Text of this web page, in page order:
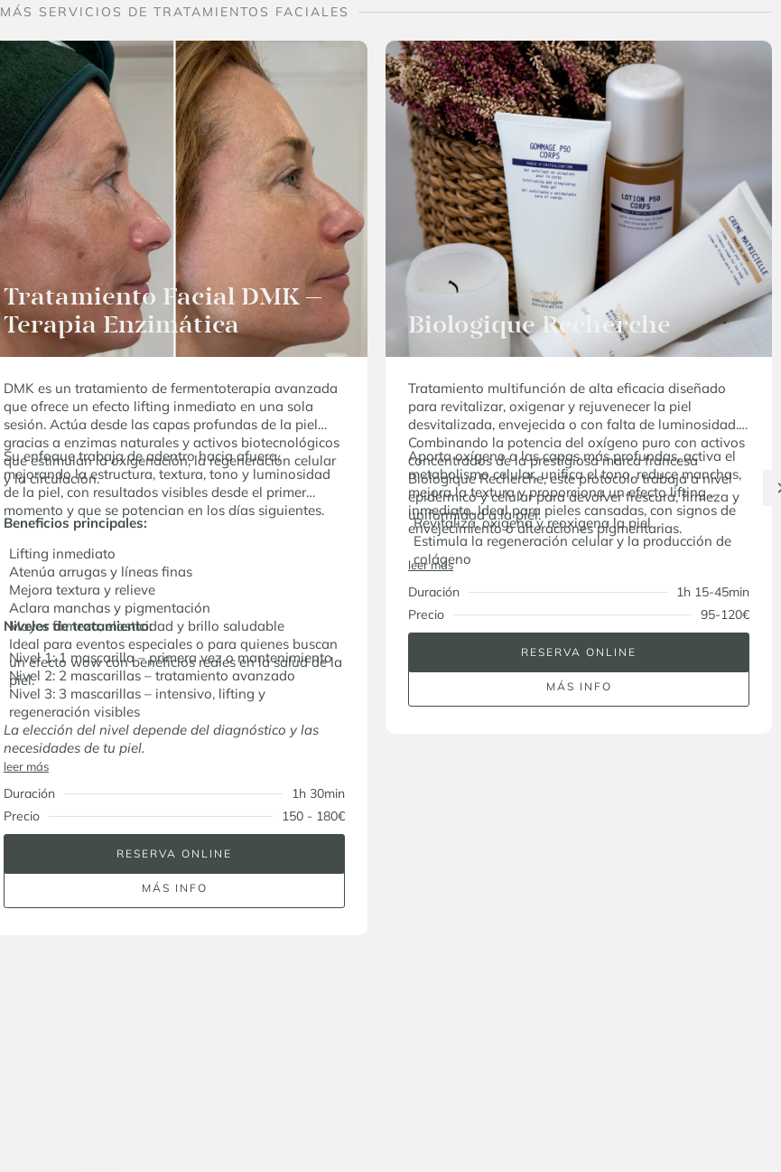
MÁS SERVICIOS DE TRATAMIENTOS FACIALES
Tratamiento Facial DMK –
Terapia Enzimática
DMK es un tratamiento de fermentoterapia avanzada
que ofrece un efecto lifting inmediato en una sola
sesión. Actúa desde las capas profundas de la piel
gracias a enzimas naturales y activos biotecnológicos
que estimulan la oxigenación, la regeneración celular
y la circulación.
Su enfoque trabaja de adentro hacia afuera,
mejorando la estructura, textura, tono y luminosidad
de la piel, con resultados visibles desde el primer
momento y que se potencian en los días siguientes.
Beneficios principales:
Lifting inmediato
Atenúa arrugas y líneas finas
Mejora textura y relieve
Aclara manchas y pigmentación
Mayor firmeza, elasticidad y brillo saludable
Ideal para eventos especiales o para quienes buscan
un efecto wow con beneficios reales en la salud de la
piel.
Niveles de tratamiento:
Nivel 1: 1 mascarilla – primera vez o mantenimiento
Nivel 2: 2 mascarillas – tratamiento avanzado
Nivel 3: 3 mascarillas – intensivo, lifting y
regeneración visibles
La elección del nivel depende del diagnóstico y las
necesidades de tu piel.
leer más
Duración
1h 30min
Precio
150 - 180€
RESERVA ONLINE
MÁS INFO
Biologique Recherche
Tratamiento multifunción de alta eficacia diseñado
para revitalizar, oxigenar y rejuvenecer la piel
desvitalizada, envejecida o con falta de luminosidad.
Combinando la potencia del oxígeno puro con activos
concentrados de la prestigiosa marca francesa
Biologique Recherche, este protocolo trabaja a nivel
epidérmico y celular para devolver frescura, firmeza y
uniformidad a la piel.
Aporta oxígeno a las capas más profundas, activa el
metabolismo celular, unifica el tono, reduce manchas,
mejora la textura y proporciona un efecto lifting
inmediato. Ideal para pieles cansadas, con signos de
envejecimiento o alteraciones pigmentarias.
Revitaliza, oxigena y reoxigena la piel
Estimula la regeneración celular y la producción de
colágeno
Mejora la firmeza, elasticidad y luminosidad
Reduce manchas y unifica el tono
Resultados visibles desde la primera sesión
leer más
Duración
1h 15-45min
Precio
95-120€
RESERVA ONLINE
MÁS INFO